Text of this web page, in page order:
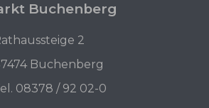
Buchenberg
2
Buchenberg
08378 / 92 02-0